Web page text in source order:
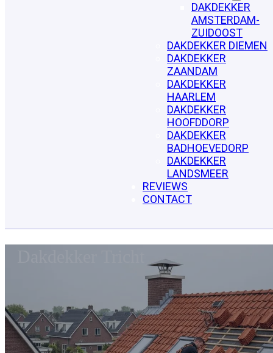
DAKDEKKER
AMSTERDAM-
ZUIDOOST
DAKDEKKER DIEMEN
DAKDEKKER
ZAANDAM
DAKDEKKER
HAARLEM
DAKDEKKER
HOOFDDORP
DAKDEKKER
BADHOEVEDORP
DAKDEKKER
LANDSMEER
REVIEWS
CONTACT